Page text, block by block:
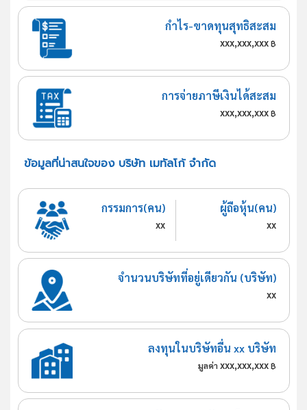
กำไร-ขาดทุนสุทธิสะสม
xxx,xxx,xxx฿
การจ่ายภาษีเงินได้สะสม
xxx,xxx,xxx฿
ข้อมูลที่น่าสนใจของ บริษัท เมทัลโก้ จำกัด
กรรมการ(คน)
xx
ผู้ถือหุ้น(คน)
xx
จำนวนบริษัทที่อยู่เดียวกัน (บริษัท)
xx
ลงทุนในบริษัทอื่น xx บริษัท
มูลค่า xxx,xxx,xxx ฿